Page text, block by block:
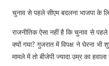
चुनाव से पहले सीएम बदलना भाजपा के
राजनीतिक ऐसा नहीं है कि चुनाव से
क्यों गया? गुजरात में विपक्ष ने घेरना
मामले में तो बीजेपी ज्यादा उम्र का